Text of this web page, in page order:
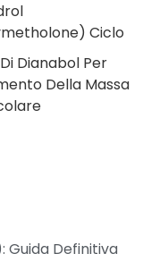
Ciclo
Dianabol Per
Della Massa
Guida Definitiva